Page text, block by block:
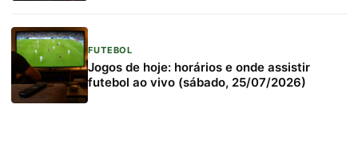
FUTEBOL
Jogos de hoje: horários e onde assistir
futebol ao vivo (sábado, 25/07/2026)